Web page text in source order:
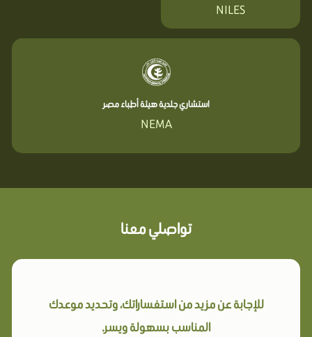
NILES
استشاري جلدية هيئة أطباء مصر
NEMA
تواصلي معنا
للإجابة عن مزيد من استفساراتك، وتحديد موعدك
المناسب بسهولة ويسر.